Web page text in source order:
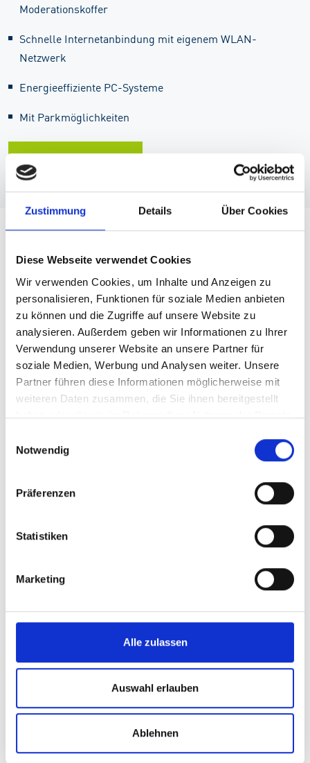
Zustimmung Details Über Cookies
Diese Webseite verwendet Cookies
Wir verwenden Cookies, um Inhalte und Anzeigen zu
personalisieren, Funktionen für soziale Medien anbieten
zu können und die Zugriffe auf unsere Website zu
analysieren. Außerdem geben wir Informationen zu Ihrer
Verwendung unserer Website an unsere Partner für
soziale Medien, Werbung und Analysen weiter. Unsere
Partner führen diese Informationen möglicherweise mit
weiteren Daten zusammen, die Sie ihnen bereitgestellt
haben oder die sie im Rahmen Ihrer Nutzung der Dienste
Notwendig
Präferenzen
Statistiken
Marketing
Alle zulassen
Auswahl erlauben
Ablehnen
Moderationskoffer
Schnelle Internetanbindung mit eigenem WLAN-
Netzwerk
Energieeffiziente PC-Systeme
Mit Parkmöglichkeiten
Seminarübersicht
Impressionen